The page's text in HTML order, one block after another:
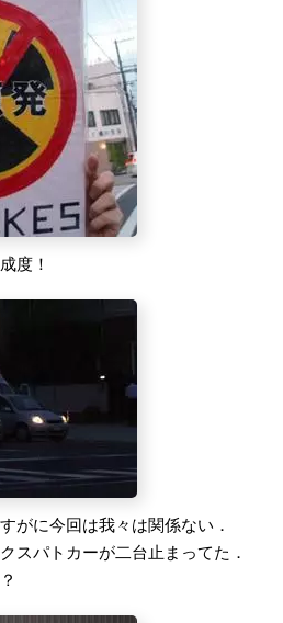
度！
がに今回は我々は関係ない．
スパトカーが二台止まってた．